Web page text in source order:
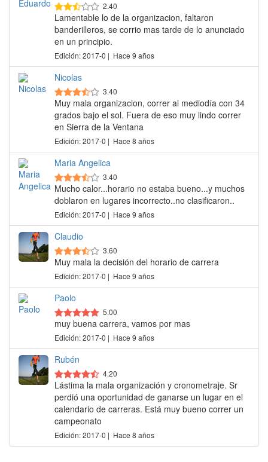
2.40
Lamentable lo de la organizacion, faltaron
banderilleros, se corrio mas tarde de lo anunciado
en un principio.
Edición: 2017-0 | Hace 9 años
Nicolas
3.40
Muy mala organizacion, correr al mediodía con 34
grados bajo el sol. Fuera de eso muy lindo correr
en Sierra de la Ventana
Edición: 2017-0 | Hace 8 años
Maria Angelica
3.40
Mucho calor...horario no estaba bueno...y muchos
doblaron en lugares incorrecto..no clasificaron..
Edición: 2017-0 | Hace 9 años
Claudio
3.60
Muy mala la decisión del horario de carrera
Edición: 2017-0 | Hace 9 años
Paolo
5.00
muy buena carrera, vamos por mas
Edición: 2017-0 | Hace 9 años
Rubén
4.20
Lástima la mala organización y cronometraje. Sr
perdió una oportunidad de ganarse un lugar en el
calendario de carreras. Está muy bueno correr un
campeonato
Edición: 2017-0 | Hace 8 años